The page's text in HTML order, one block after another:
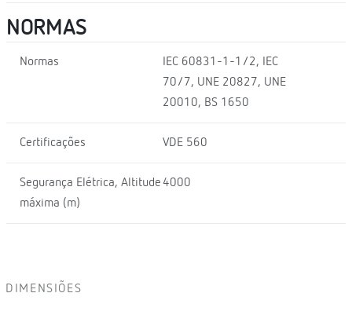
NORMAS
Normas
IEC 60831-1-1/2, IEC
70/7, UNE 20827, UNE
20010, BS 1650
Certificações VDE 560
Segurança Elétrica, Altitude
máxima (m)
4000
DIMENSIÕES